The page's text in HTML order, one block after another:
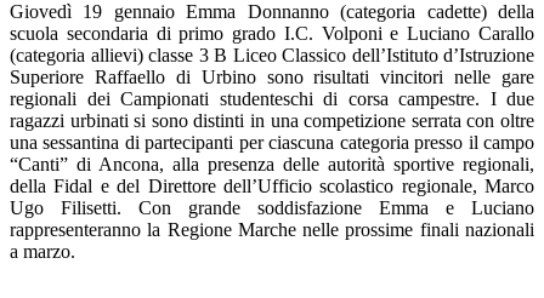
Giovedì 19 gennaio Emma Donnanno (categoria cadette) della
scuola secondaria di primo grado I.C. Volponi e Luciano Carallo
(categoria allievi) classe 3 B Liceo Classico dell’Istituto d’Istruzione
Superiore Raffaello di Urbino sono risultati vincitori nelle gare
regionali dei Campionati studenteschi di corsa campestre. I due
ragazzi urbinati si sono distinti in una competizione serrata con oltre
una sessantina di partecipanti per ciascuna categoria presso il campo
“Canti” di Ancona, alla presenza delle autorità sportive regionali,
della Fidal e del Direttore dell’Ufficio scolastico regionale, Marco
Ugo Filisetti. Con grande soddisfazione Emma e Luciano
rappresenteranno la Regione Marche nelle prossime finali nazionali
a marzo.